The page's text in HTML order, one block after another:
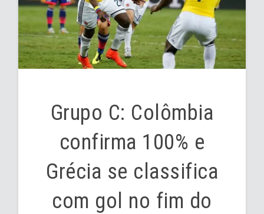
Grupo C: Colômbia
confirma 100% e
Grécia se classifica
com gol no fim do